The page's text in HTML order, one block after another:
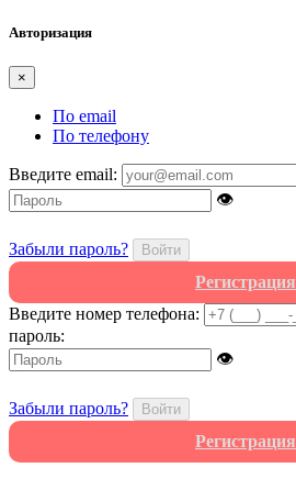
Авторизация
×
По email
По телефону
Введите email:
👁
Забыли пароль? Войти
Регистрация
Введите номер телефона:
пароль:
👁
Забыли пароль? Войти
Регистрация